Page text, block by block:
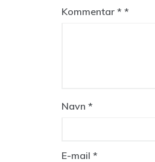
Kommentar *
Navn *
E-mail *